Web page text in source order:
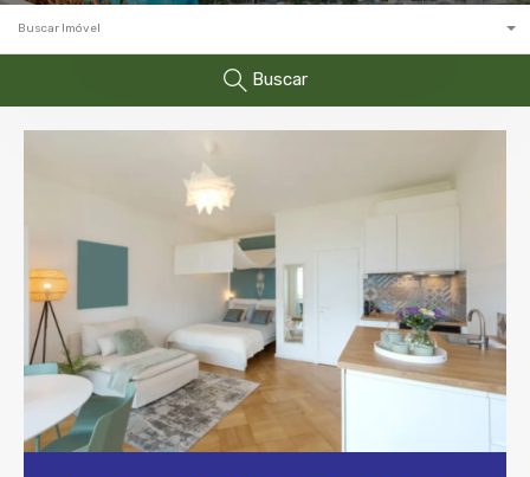
Buscar Imóvel
Buscar